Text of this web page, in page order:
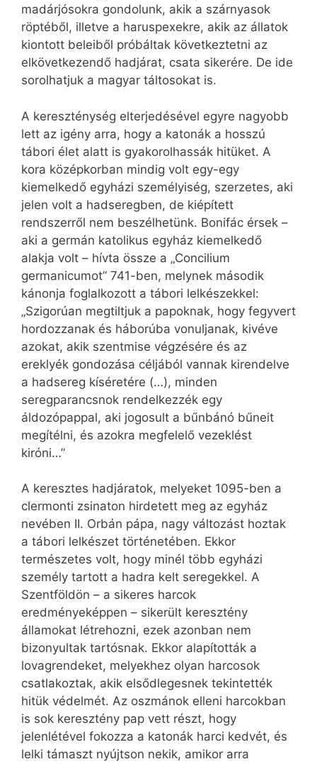
madárjósokra gondolunk, akik a szárnyasok
röptéből, illetve a haruspexekre, akik az állatok
kiontott beleiből próbáltak következtetni az
elkövetkezendő hadjárat, csata sikerére. De ide
sorolhatjuk a magyar táltosokat is.
A kereszténység elterjedésével egyre nagyobb
lett az igény arra, hogy a katonák a hosszú
tábori élet alatt is gyakorolhassák hitüket. A
kora középkorban mindig volt egy-egy
kiemelkedő egyházi személyiség, szerzetes, aki
jelen volt a hadseregben, de kiépített
rendszerről nem beszélhetünk. Bonifác érsek –
aki a germán katolikus egyház kiemelkedő
alakja volt – hívta össze a „Concilium
germanicumot” 741-ben, melynek második
kánonja foglalkozott a tábori lelkészekkel:
„Szigorúan megtiltjuk a papoknak, hogy fegyvert
hordozzanak és háborúba vonuljanak, kivéve
azokat, akik szentmise végzésére és az
ereklyék gondozása céljából vannak kirendelve
a hadsereg kíséretére (…), minden
seregparancsnok rendelkezzék egy
áldozópappal, aki jogosult a bűnbánó bűneit
megítélni, és azokra megfelelő vezeklést
kiróni…”
A keresztes hadjáratok, melyeket 1095-ben a
clermonti zsinaton hirdetett meg az egyház
nevében II. Orbán pápa, nagy változást hoztak
a tábori lelkészet történetében. Ekkor
természetes volt, hogy minél több egyházi
személy tartott a hadra kelt seregekkel. A
Szentföldön – a sikeres harcok
eredményeképpen – sikerült keresztény
államokat létrehozni, ezek azonban nem
bizonyultak tartósnak. Ekkor alapították a
lovagrendeket, melyekhez olyan harcosok
csatlakoztak, akik elsődlegesnek tekintették
hitük védelmét. Az oszmánok elleni harcokban
is sok keresztény pap vett részt, hogy
jelenlétével fokozza a katonák harci kedvét, és
lelki támaszt nyújtson nekik, amikor arra